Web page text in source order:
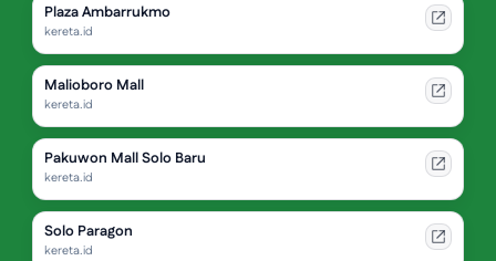
Plaza Ambarrukmo
kereta.id
Malioboro Mall
kereta.id
Pakuwon Mall Solo Baru
kereta.id
Solo Paragon
kereta.id